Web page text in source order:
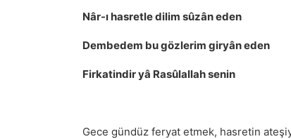
Nâr-ı hasretle dilim sûzân eden
Dembedem bu gözlerim giryân eden
Firkatindir yâ Rasûlallah senin
Gece gündüz feryat etmek, hasretin